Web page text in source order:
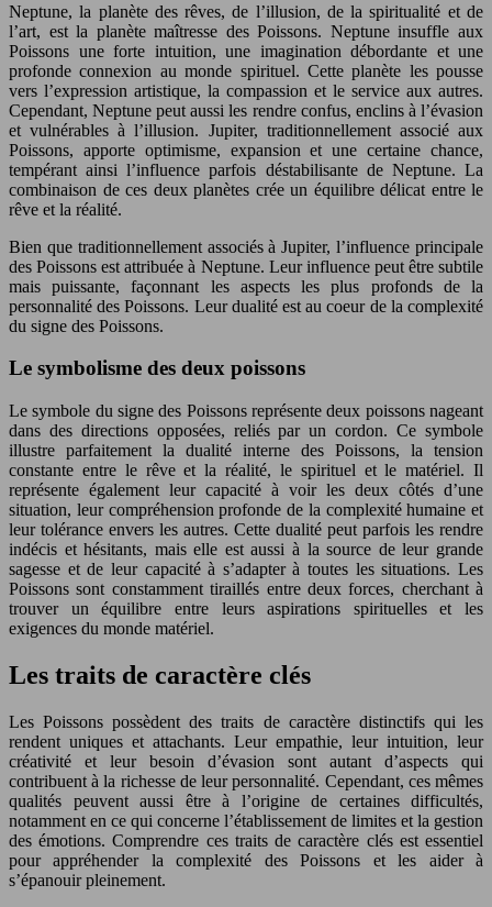
Neptune, la planète des rêves, de l’illusion, de la spiritualité et de
l’art, est la planète maîtresse des Poissons. Neptune insuffle aux
Poissons une forte intuition, une imagination débordante et une
profonde connexion au monde spirituel. Cette planète les pousse
vers l’expression artistique, la compassion et le service aux autres.
Cependant, Neptune peut aussi les rendre confus, enclins à l’évasion
et vulnérables à l’illusion. Jupiter, traditionnellement associé aux
Poissons, apporte optimisme, expansion et une certaine chance,
tempérant ainsi l’influence parfois déstabilisante de Neptune. La
combinaison de ces deux planètes crée un équilibre délicat entre le
rêve et la réalité.
Bien que traditionnellement associés à Jupiter, l’influence principale
des Poissons est attribuée à Neptune. Leur influence peut être subtile
mais puissante, façonnant les aspects les plus profonds de la
personnalité des Poissons. Leur dualité est au coeur de la complexité
du signe des Poissons.
Le symbolisme des deux poissons
Le symbole du signe des Poissons représente deux poissons nageant
dans des directions opposées, reliés par un cordon. Ce symbole
illustre parfaitement la dualité interne des Poissons, la tension
constante entre le rêve et la réalité, le spirituel et le matériel. Il
représente également leur capacité à voir les deux côtés d’une
situation, leur compréhension profonde de la complexité humaine et
leur tolérance envers les autres. Cette dualité peut parfois les rendre
indécis et hésitants, mais elle est aussi à la source de leur grande
sagesse et de leur capacité à s’adapter à toutes les situations. Les
Poissons sont constamment tiraillés entre deux forces, cherchant à
trouver un équilibre entre leurs aspirations spirituelles et les
exigences du monde matériel.
Les traits de caractère clés
Les Poissons possèdent des traits de caractère distinctifs qui les
rendent uniques et attachants. Leur empathie, leur intuition, leur
créativité et leur besoin d’évasion sont autant d’aspects qui
contribuent à la richesse de leur personnalité. Cependant, ces mêmes
qualités peuvent aussi être à l’origine de certaines difficultés,
notamment en ce qui concerne l’établissement de limites et la gestion
des émotions. Comprendre ces traits de caractère clés est essentiel
pour appréhender la complexité des Poissons et les aider à
s’épanouir pleinement.